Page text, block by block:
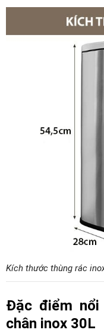
Kích thước thùng rác
Đặc điểm nổi
chân inox 30L